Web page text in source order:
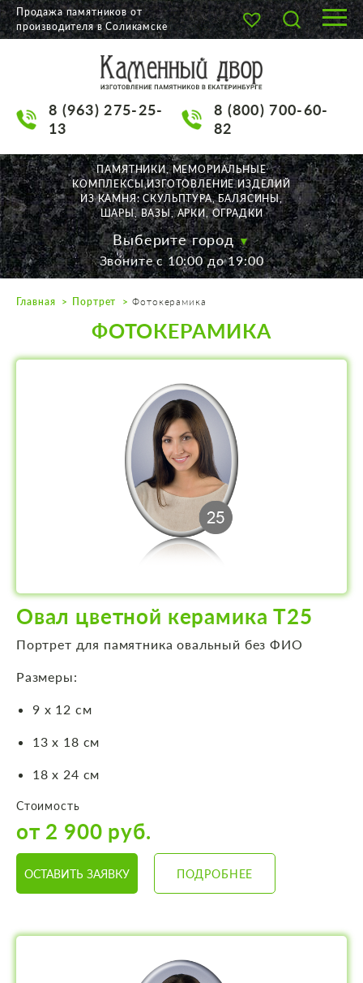
О КОМПАНИИ
НАШИ РАБОТЫ
АКЦИИ
ДОСТАВКА
КОНТАКТЫ
K2532513@yandex.ru
Пн. — Пт. с 10:00 до 19:00
Воскресенье по договор.
Продажа памятников от
производителя в Соликамске
8 (963) 275-25-
13
8 (800) 700-60-
82
ПАМЯТНИКИ, МЕМОРИАЛЬНЫЕ
КОМПЛЕКСЫ,ИЗГОТОВЛЕНИЕ ИЗДЕЛИЙ
ИЗ КАМНЯ: СКУЛЬПТУРА, БАЛЯСИНЫ,
ШАРЫ, ВАЗЫ, АРКИ, ОГРАДКИ
Выберите город
Звоните с 10:00 до 19:00
Главная Портрет Фотокерамика
ФОТОКЕРАМИКА
Овал цветной керамика Т25
Портрет для памятника овальный без ФИО
Размеры:
9 х 12 см
13 х 18 см
18 х 24 см
Стоимость
от 2 900 руб.
ОСТАВИТЬ ЗАЯВКУ ПОДРОБНЕЕ